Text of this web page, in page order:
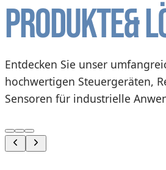
Produkte&
Entdecken Sie unser
hochwertigen Steuergeräten,
Sensoren für industrielle